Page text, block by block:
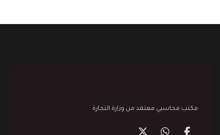
مكتب محاسبي معتمد من وزارة التجارة